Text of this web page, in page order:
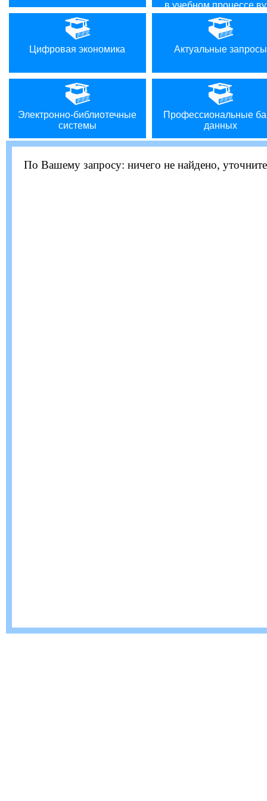
в учебном процессе
Цифровая экономика Актуальные запросы
Электронно-библиотечные
системы
Профессиональные
данных
По Вашему запросу: ничего не найдено,